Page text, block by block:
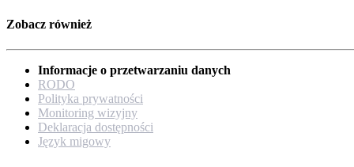
Zobacz również
Informacje o przetwarzaniu danych
RODO
Polityka prywatności
Monitoring wizyjny
Deklaracja dostępności
Język migowy